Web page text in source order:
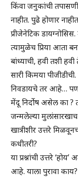
किंवा जनुकांची
नाहीत. पुढे होणार
प्रीजेनेटिक
त्यामुळेच प्रिया आता
बांध्याची, हवी तशी
सारी किमया
निवडायचे तर आहे… पण
मेंदू निर्दोष असेल का ?
जन्मलेल्या मुलांसारखाच
खात्रीशीर उत्तरे
कधीतरी?
या प्रश्नांची उत्तरे
आहे. याला पुरावा काय?